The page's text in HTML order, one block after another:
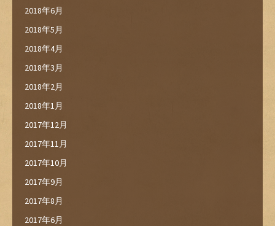
2018年6月
2018年5月
2018年4月
2018年3月
2018年2月
2018年1月
2017年12月
2017年11月
2017年10月
2017年9月
2017年8月
2017年6月